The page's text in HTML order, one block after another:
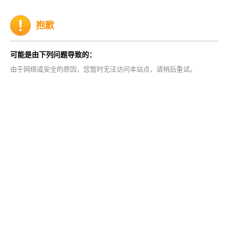
抱歉
可能是由下列问题导致的：
由于网络或安全的原因，您暂时无法访问本站点，请稍后重试。